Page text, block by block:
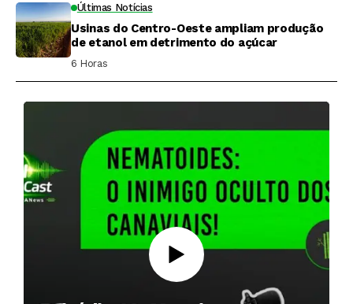
Últimas Notícias
Usinas do Centro-Oeste ampliam produção
de etanol em detrimento do açúcar
6 Horas ⁮